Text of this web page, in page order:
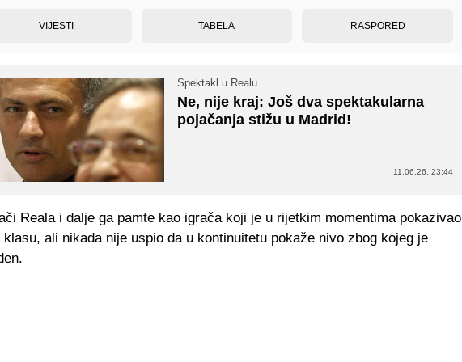
VIJESTI TABELA RASPORED
Spektakl u Realu
Ne, nije kraj: Još dva spektakularna
pojačanja stižu u Madrid!
11.06.26. 23:44
Reala i dalje ga pamte kao igrača koji je u rijetkim momentima pokazivao
klasu, ali nikada nije uspio da u kontinuitetu pokaže nivo zbog kojeg je